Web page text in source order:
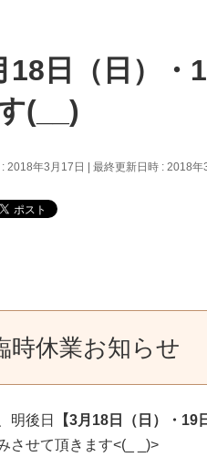
18日（日）・
(__)
2018年3月17日 最終更新日時 : 2018年
時休業お知らせ
明後日 【3月18日（日）・19
させて頂きます<(_ _)>